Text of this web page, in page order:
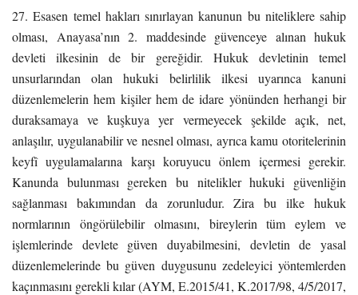
27. Esasen temel hakları sınırlayan kanunun bu niteliklere sahip
olması, Anayasa’nın 2. maddesinde güvenceye alınan hukuk
devleti ilkesinin de bir gereğidir. Hukuk devletinin temel
unsurlarından olan hukuki belirlilik ilkesi uyarınca kanuni
düzenlemelerin hem kişiler hem de idare yönünden herhangi bir
duraksamaya ve kuşkuya yer vermeyecek şekilde açık, net,
anlaşılır, uygulanabilir ve nesnel olması, ayrıca kamu otoritelerinin
keyfî uygulamalarına karşı koruyucu önlem içermesi gerekir.
Kanunda bulunması gereken bu nitelikler hukuki güvenliğin
sağlanması bakımından da zorunludur. Zira bu ilke hukuk
normlarının öngörülebilir olmasını, bireylerin tüm eylem ve
işlemlerinde devlete güven duyabilmesini, devletin de yasal
düzenlemelerinde bu güven duygusunu zedeleyici yöntemlerden
kaçınmasını gerekli kılar (AYM, E.2015/41, K.2017/98, 4/5/2017,